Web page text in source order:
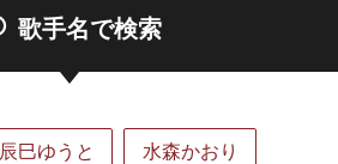
歌手名で検索
辰巳ゆうと 水森かおり